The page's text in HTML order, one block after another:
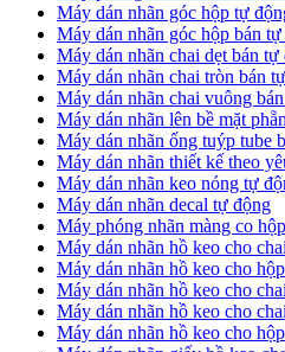
​Máy dán nhãn góc hộp tự
Máy dán nhãn góc hộp bán
​Máy dán nhãn chai dẹt bán tự
Máy dán nhãn chai tròn bán
Máy dán nhãn chai vuông
Máy dán nhãn lên bề mặt
​Máy dán nhãn ống tuýp tube
Máy dán nhãn thiết kế theo
​Máy dán nhãn keo nóng tự
Máy dán nhãn decal tự động
Máy phóng nhãn màng co
Máy dán nhãn hồ keo cho
Máy dán nhãn hồ keo cho
Máy dán nhãn hồ keo cho
Máy dán nhãn hồ keo cho
Máy dán nhãn hồ keo cho